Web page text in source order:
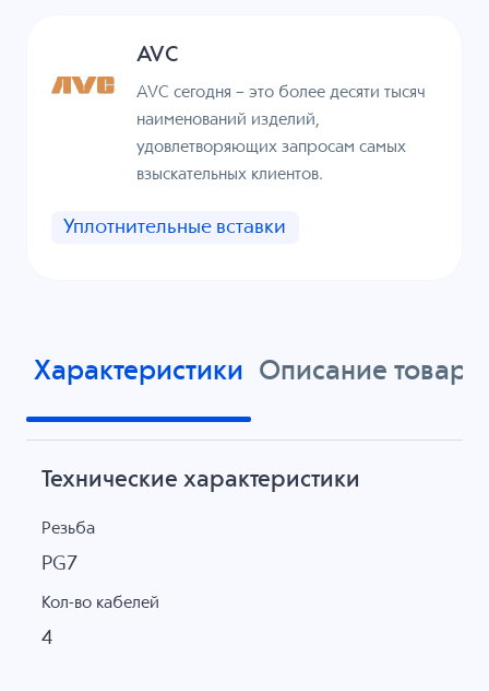
AVC
AVC сегодня – это более десяти тысяч
наименований изделий,
удовлетворяющих запросам самых
взыскательных клиентов.
Уплотнительные вставки
Характеристики Описание товара
Технические характеристики
Резьба
PG7
Кол-во кабелей
4